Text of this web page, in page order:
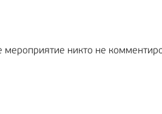
мероприятие никто не